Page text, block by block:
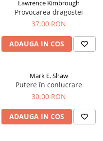
Lawrence Kimbrough
Provocarea dragostei
37,00 RON
ADAUGA IN COS
Mark E. Shaw
Putere în conlucrare
30,00 RON
ADAUGA IN COS